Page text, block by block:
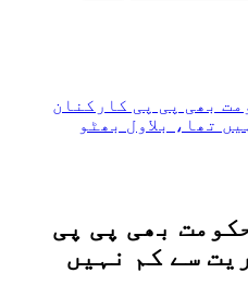
بھی پی پی کارکنان
تھا، بلاول بھٹو
بھی پی پی
سے کم نہیں